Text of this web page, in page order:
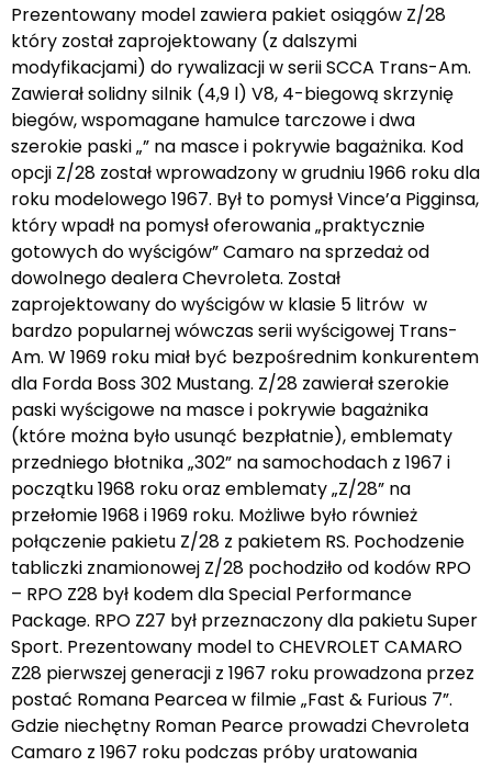
Prezentowany model zawiera pakiet osiągów Z/28
który został zaprojektowany (z dalszymi
modyfikacjami) do rywalizacji w serii SCCA Trans-Am.
Zawierał solidny silnik (4,9 l) V8, 4-biegową skrzynię
biegów, wspomagane hamulce tarczowe i dwa
szerokie paski „” na masce i pokrywie bagażnika. Kod
opcji Z/28 został wprowadzony w grudniu 1966 roku dla
roku modelowego 1967. Był to pomysł Vince’a Pigginsa,
który wpadł na pomysł oferowania „praktycznie
gotowych do wyścigów” Camaro na sprzedaż od
dowolnego dealera Chevroleta. Został
zaprojektowany do wyścigów w klasie 5 litrów w
bardzo popularnej wówczas serii wyścigowej Trans-
Am. W 1969 roku miał być bezpośrednim konkurentem
dla Forda Boss 302 Mustang. Z/28 zawierał szerokie
paski wyścigowe na masce i pokrywie bagażnika
(które można było usunąć bezpłatnie), emblematy
przedniego błotnika „302” na samochodach z 1967 i
początku 1968 roku oraz emblematy „Z/28” na
przełomie 1968 i 1969 roku. Możliwe było również
połączenie pakietu Z/28 z pakietem RS. Pochodzenie
tabliczki znamionowej Z/28 pochodziło od kodów RPO
– RPO Z28 był kodem dla Special Performance
Package. RPO Z27 był przeznaczony dla pakietu Super
Sport. Prezentowany model to CHEVROLET CAMARO
Z28 pierwszej generacji z 1967 roku prowadzona przez
postać Romana Pearcea w filmie „Fast & Furious 7”.
Gdzie niechętny Roman Pearce prowadzi Chevroleta
Camaro z 1967 roku podczas próby uratowania